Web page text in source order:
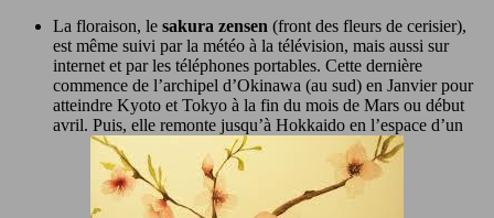
La floraison, le sakura zensen (front des fleurs de cerisier),
est même suivi par la météo à la télévision, mais aussi sur
internet et par les téléphones portables. Cette dernière
commence de l’archipel d’Okinawa (au sud) en Janvier pour
atteindre Kyoto et Tokyo à la fin du mois de Mars ou début
avril. Puis, elle remonte jusqu’à Hokkaido en l’espace d’un